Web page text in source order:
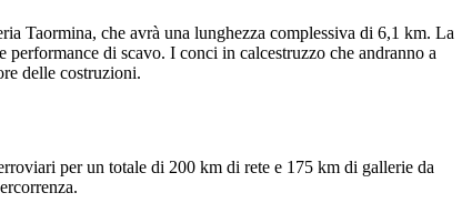
Taormina, che avrà una lunghezza complessiva di 6,1 km. La
di scavo. I conci in calcestruzzo che andranno a
delle costruzioni.
per un totale di 200 km di rete e 175 km di gallerie da